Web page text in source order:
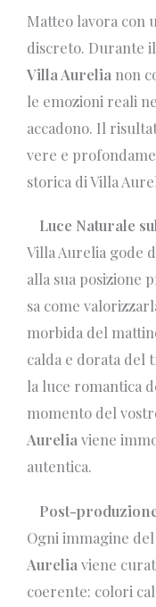
Matteo lavora con
discreto. Durante
Villa Aurelia non
le emozioni reali
accadono. Il
vere e
storica di Villa
Luce Naturale
Villa Aurelia gode
alla sua posizione
sa come
morbida del
calda e dorata del
la luce romantica
momento del
Aurelia viene
autentica.
Post-
Ogni immagine del
Aurelia viene
coerente: colori